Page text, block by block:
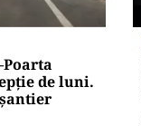
de luni.